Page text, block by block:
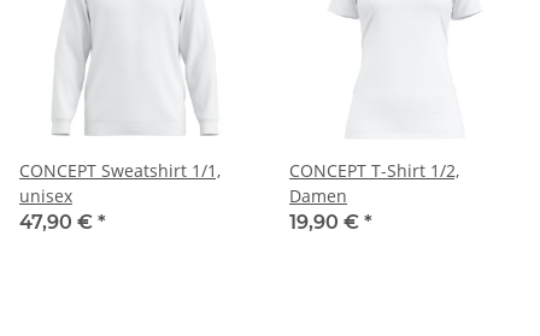
CONCEPT Sweatshirt 1/1,
unisex
47,90 € *
CONCEPT T-Shirt 1/2,
Damen
19,90 € *